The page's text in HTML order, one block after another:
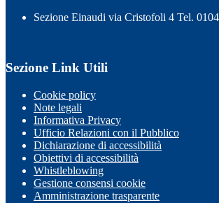
Sezione Einaudi via Cristofoli 4 Tel.
Sezione Link Utili
Cookie policy
Note legali
Informativa Privacy
Ufficio Relazioni con il Pubblico
Dichiarazione di accessibilità
Obiettivi di accessibilità
Whistleblowing
Gestione consensi cookie
Amministrazione trasparente